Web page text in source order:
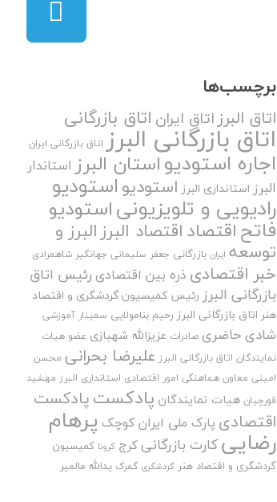
برچسب‌ها
اتاق البرزاتاق ایران اتاق بازرگانی
اتاق بازرگانی البرز اتاق بازرگانی ایران
اجاره استودیواستان البرز استاندار
البرز استانداری البرز استودیواستودیو
رادیویی و تلویزیونیاستودیو
فاتحاقتصاداقتصاد البرزالبرز و
توسعه ایران بازرگانی جعفر سلیمانی جهانگیر شاهمرادی
خبر اقتصادی ذره بین اقتصادی رئیس اتاق
بازرگانی البرز رئیس کمیسیون گردشگری و اقتصاد
هنر اتاق بازرگانی البرز رحیم بنامولایی سمینار آموزشی
شادی حاضری صادرات عزیزالله شهبازی عضو هیات
نمایندگان اتاق بازرگانی البرز علیرضا بحرانی محسن
امینی معاون هماهنگی امور اقتصادی استانداری البرز مهشید
قورچیان هیات نمایندگان پادکستپادکست
اقتصادی پارک ملی ایران کوچک پرهام
رضاییکارت بازرگانیکرج کرونا کمیسیون
گردشگری و اقتصاد هنر گردشگری گمرک یدالله مالمیر